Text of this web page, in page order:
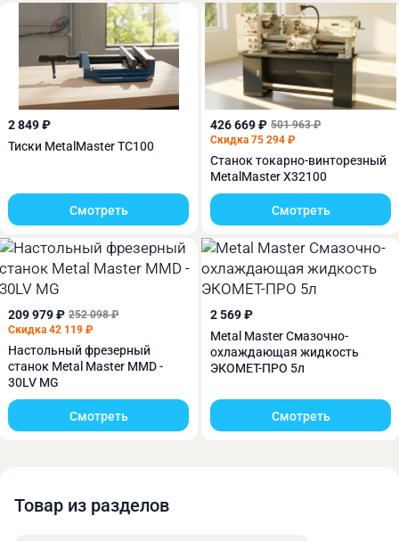
Ленточнопильный станок Metal Master BSM-712K
B20 380V имеет возможность поворота тисков на
угол 45º.
Полотно натягивается вручную с помощью винта-
рукоятки.
2 849 ₽
Тиски MetalMaster ТС100
Смотреть
426 669 ₽ 501 963 ₽
Скидка 75 294 ₽
Станок токарно-винторезный
MetalMaster X32100
Смотреть
209 979 ₽ 252 098 ₽
Скидка 42 119 ₽
Настольный фрезерный
станок Metal Master MMD -
30LV MG
Смотреть
2 569 ₽
Metal Master Смазочно-
охлаждающая жидкость
ЭКОМЕТ-ПРО 5л
Смотреть
Товар из разделов